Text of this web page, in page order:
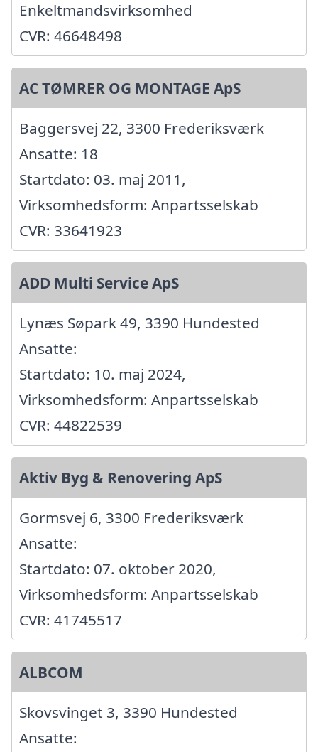
Enkeltmandsvirksomhed
CVR: 46648498
AC TØMRER OG MONTAGE ApS
Baggersvej 22, 3300 Frederiksværk
Ansatte: 18
Startdato: 03. maj 2011,
Virksomhedsform: Anpartsselskab
CVR: 33641923
ADD Multi Service ApS
Lynæs Søpark 49, 3390 Hundested
Ansatte:
Startdato: 10. maj 2024,
Virksomhedsform: Anpartsselskab
CVR: 44822539
Aktiv Byg & Renovering ApS
Gormsvej 6, 3300 Frederiksværk
Ansatte:
Startdato: 07. oktober 2020,
Virksomhedsform: Anpartsselskab
CVR: 41745517
ALBCOM
Skovsvinget 3, 3390 Hundested
Ansatte: